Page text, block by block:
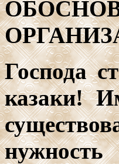
Господа
казаки!